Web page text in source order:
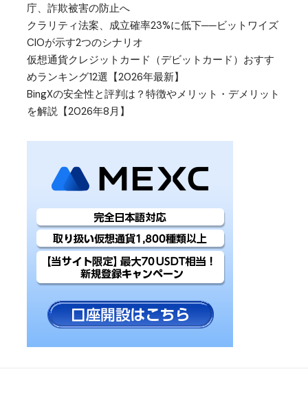
庁、詐欺被害の防止へ
クラリティ法案、成立確率23%に低下──ビットワイズ
CIOが示す2つのシナリオ
仮想通貨クレジットカード（デビットカード）おすす
めランキング12選【2026年最新】
BingXの安全性と評判は？特徴やメリット・デメリット
を解説【2026年8月】